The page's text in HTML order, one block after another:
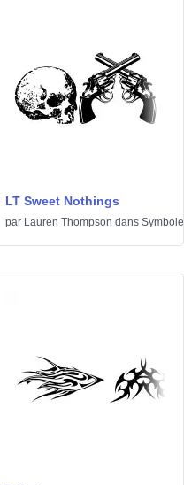
LT Sweet Nothings
par Lauren Thompson dans